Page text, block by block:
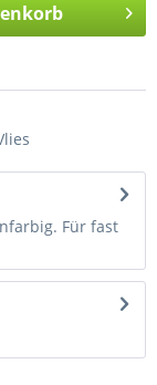
Für fast